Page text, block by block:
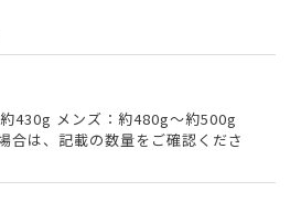
430g メンズ：約480g～約500g
合は、記載の数量をご確認くださ